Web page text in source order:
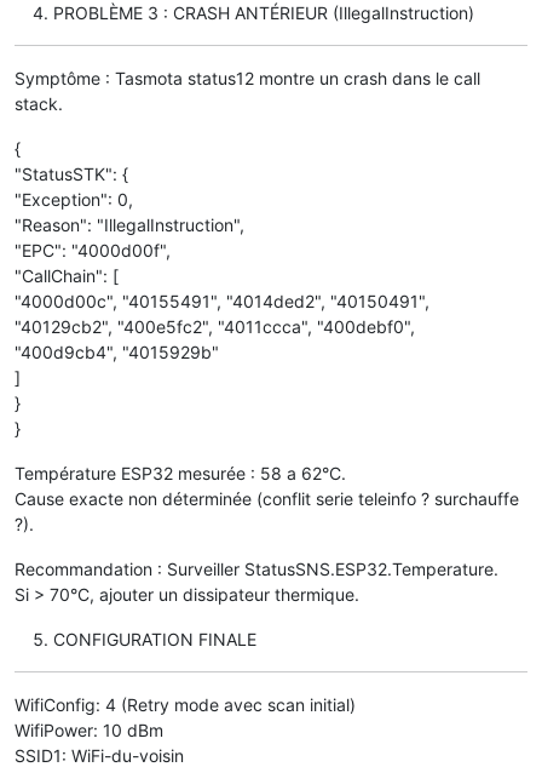
PROBLÈME 3 : CRASH ANTÉRIEUR (IllegalInstruction)
Symptôme : Tasmota status12 montre un crash dans le call
stack.
{
"StatusSTK": {
"Exception": 0,
"Reason": "IllegalInstruction",
"EPC": "4000d00f",
"CallChain": [
"4000d00c", "40155491", "4014ded2", "40150491",
"40129cb2", "400e5fc2", "4011ccca", "400debf0",
"400d9cb4", "4015929b"
]
}
}
Température ESP32 mesurée : 58 a 62°C.
Cause exacte non déterminée (conflit serie teleinfo ? surchauffe
?).
Recommandation : Surveiller StatusSNS.ESP32.Temperature.
Si > 70°C, ajouter un dissipateur thermique.
CONFIGURATION FINALE
WifiConfig: 4 (Retry mode avec scan initial)
WifiPower: 10 dBm
SSID1: WiFi-du-voisin